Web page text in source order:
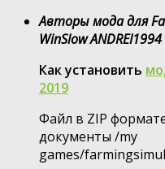
Авторы мода для
WinSlow ANDREI1994
Как установить
2019
Файл в ZIP
документы /my
games/